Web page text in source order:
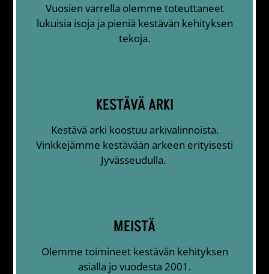
Vuosien varrella olemme toteuttaneet
lukuisia isoja ja pieniä kestävän kehityksen
tekoja.
KESTÄVÄ ARKI
Kestävä arki koostuu arkivalinnoista.
Vinkkejämme kestävään arkeen erityisesti
Jyvässeudulla.
MEISTÄ
Olemme toimineet kestävän kehityksen
asialla jo vuodesta 2001.